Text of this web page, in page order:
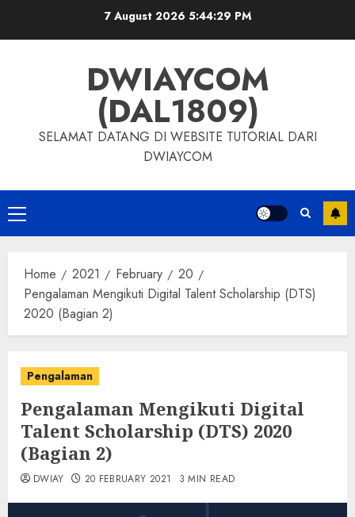
7 August 2026 5:44:29 PM
DWIAYCOM
(DAL1809)
SELAMAT DATANG DI WEBSITE TUTORIAL DARI
DWIAYCOM
Home 2021 February
20
Pengalaman Mengikuti Digital Talent Scholarship (DTS)
2020 (Bagian 2)
Pengalaman
Pengalaman Mengikuti Digital
Talent Scholarship (DTS) 2020
(Bagian 2)
DWIAY 20 FEBRUARY 2021 3 MIN READ